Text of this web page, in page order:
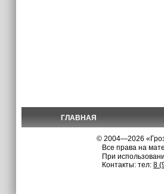
ГЛАВНАЯ
© 2004—2026
Все права на
При
Контакты: тел: 8